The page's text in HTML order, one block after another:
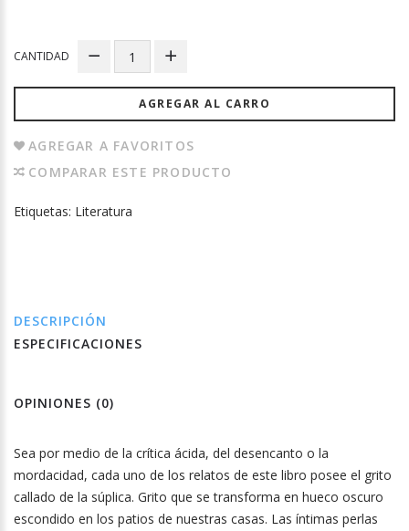
CANTIDAD
AGREGAR AL CARRO
AGREGAR A FAVORITOS
COMPARAR ESTE PRODUCTO
Etiquetas: Literatura
DESCRIPCIÓN
ESPECIFICACIONES
OPINIONES (0)
Sea por medio de la crítica ácida, del desencanto o la
mordacidad, cada uno de los relatos de este libro posee el grito
callado de la súplica. Grito que se transforma en hueco oscuro
escondido en los patios de nuestras casas. Las íntimas perlas